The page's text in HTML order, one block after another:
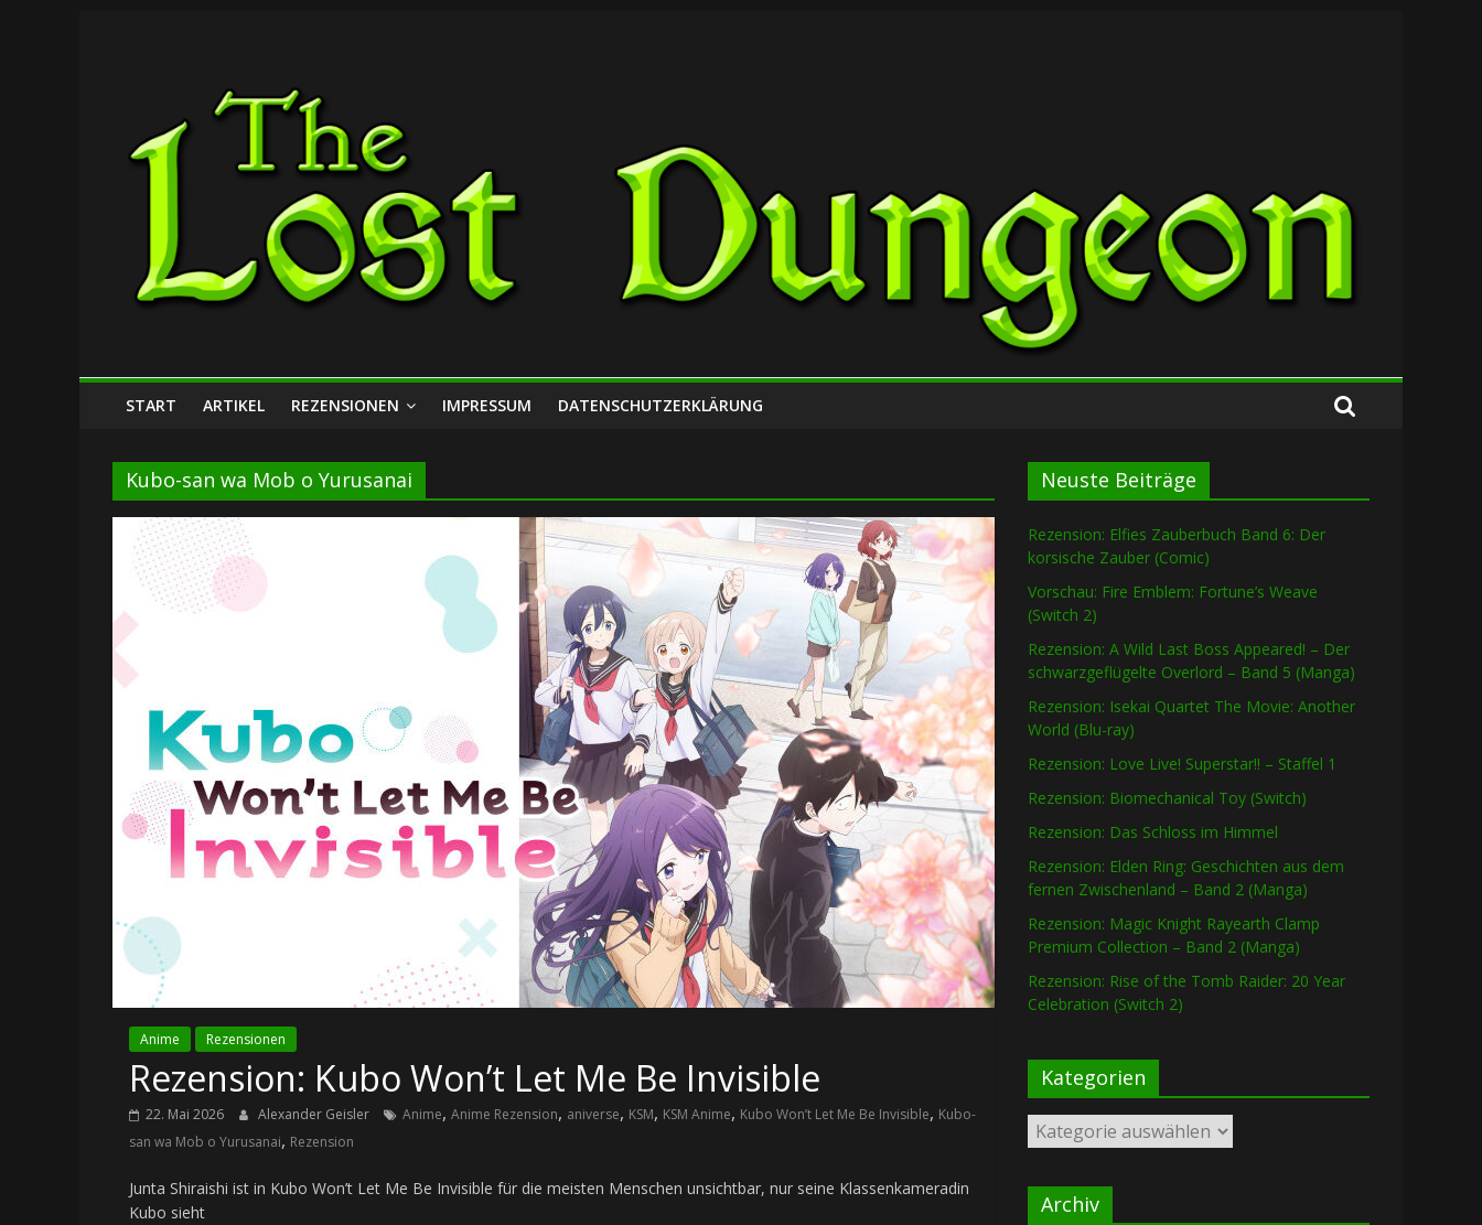
Lost
Dungeon
START ARTIKEL REZENSIONEN IMPRESSUM DATENSCHUTZERKLÄRUNG
Kubo-san wa Mob o Yurusanai
Anime Rezensionen
Rezension: Kubo Won’t Let Me Be Invisible
22. Mai 2026 Alexander Geisler Anime, Anime Rezension, aniverse, KSM, KSM Anime, Kubo Won’t Let Me Be Invisible, Kubo-
san wa Mob o Yurusanai, Rezension
Junta Shiraishi ist in Kubo Won’t Let Me Be Invisible für die meisten Menschen unsichtbar, nur seine Klassenkameradin
Kubo sieht
Neuste Beiträge
Rezension: Elfies Zauberbuch Band 6: Der
korsische Zauber (Comic)
Vorschau: Fire Emblem: Fortune’s Weave
(Switch 2)
Rezension: A Wild Last Boss Appeared! – Der
schwarzgeflügelte Overlord – Band 5 (Manga)
Rezension: Isekai Quartet The Movie: Another
World (Blu-ray)
Rezension: Love Live! Superstar!! – Staffel 1
Rezension: Biomechanical Toy (Switch)
Rezension: Das Schloss im Himmel
Rezension: Elden Ring: Geschichten aus dem
fernen Zwischenland – Band 2 (Manga)
Rezension: Magic Knight Rayearth Clamp
Premium Collection – Band 2 (Manga)
Rezension: Rise of the Tomb Raider: 20 Year
Celebration (Switch 2)
Kategorien
Kategorien
Archiv